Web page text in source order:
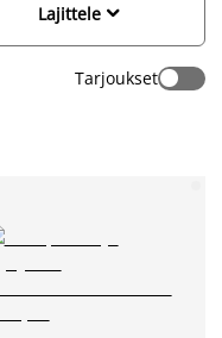

Lajittele
Tarjoukset